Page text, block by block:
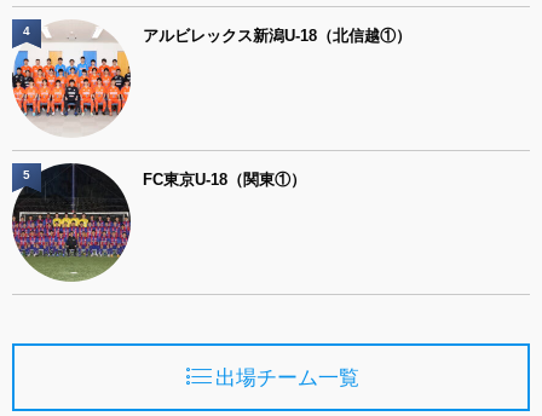
アルビレックス新潟U-18（北信越①）
4
FC東京U-18（関東①）
5
出場チーム一覧